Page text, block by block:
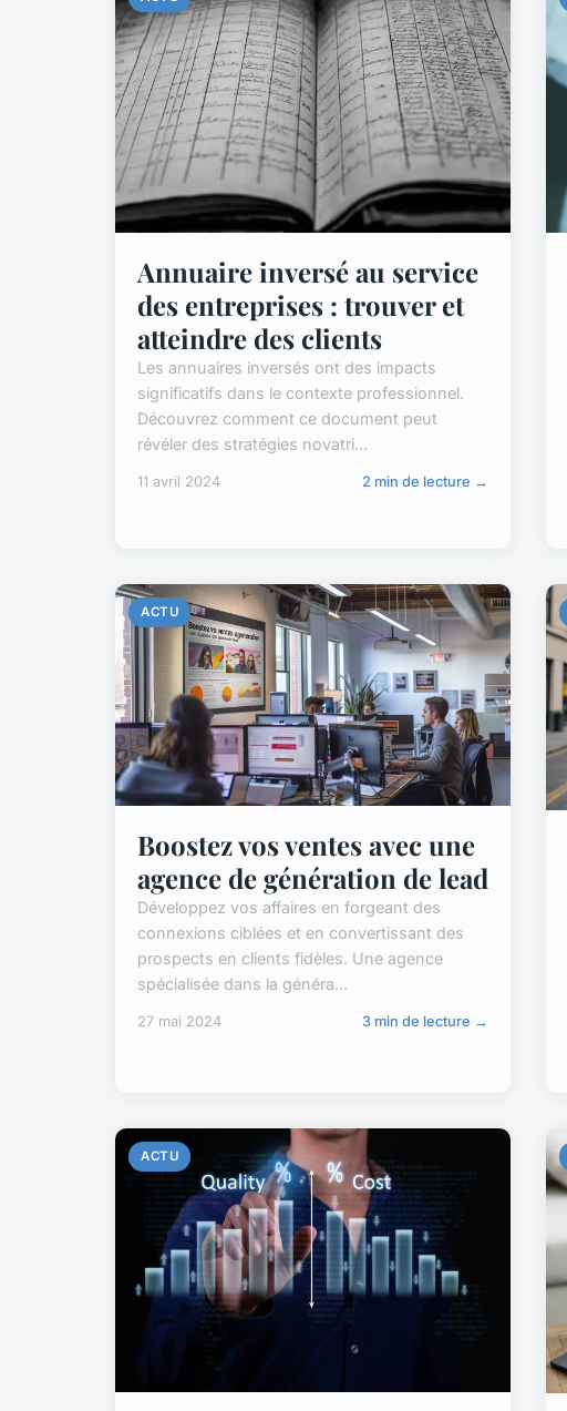
Annuaire inversé au service
des entreprises : trouver et
atteindre des clients
Les annuaires inversés ont des impacts
significatifs dans le contexte professionnel.
Découvrez comment ce document peut
révéler des stratégies novatri...
11 avril 2024 2 min de lecture →
ACTU
Boostez vos ventes avec une
agence de génération de lead
Développez vos affaires en forgeant des
connexions ciblées et en convertissant des
prospects en clients fidèles. Une agence
spécialisée dans la généra...
27 mai 2024 3 min de lecture →
ACTU